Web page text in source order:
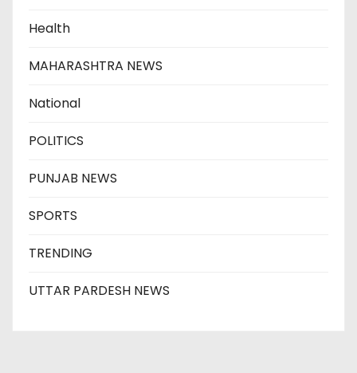
Health
MAHARASHTRA NEWS
National
POLITICS
PUNJAB NEWS
SPORTS
TRENDING
UTTAR PARDESH NEWS